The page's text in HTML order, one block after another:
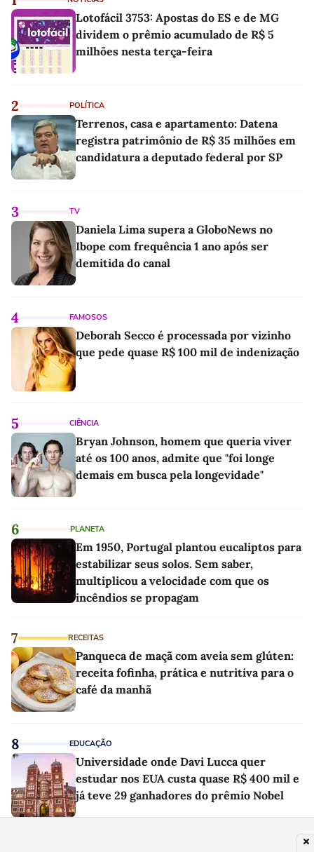
Lotofácil 3753: Apostas do ES e de MG
dividem o prêmio acumulado de R$ 5
milhões nesta terça-feira
2 POLÍTICA
Terrenos, casa e apartamento: Datena
registra patrimônio de R$ 35 milhões em
candidatura a deputado federal por SP
3 TV
Daniela Lima supera a GloboNews no
Ibope com frequência 1 ano após ser
demitida do canal
4 FAMOSOS
Deborah Secco é processada por vizinho
que pede quase R$ 100 mil de indenização
5 CIÊNCIA
Bryan Johnson, homem que queria viver
até os 100 anos, admite que "foi longe
demais em busca pela longevidade"
6 PLANETA
Em 1950, Portugal plantou eucaliptos para
estabilizar seus solos. Sem saber,
multiplicou a velocidade com que os
incêndios se propagam
7 RECEITAS
Panqueca de maçã com aveia sem glúten:
receita fofinha, prática e nutritiva para o
café da manhã
8 EDUCAÇÃO
Universidade onde Davi Lucca quer
estudar nos EUA custa quase R$ 400 mil e
já teve 29 ganhadores do prêmio Nobel